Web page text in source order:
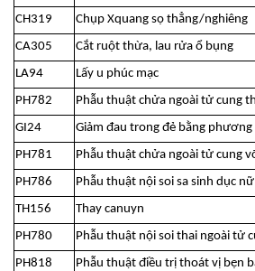
CH319
Chụp Xquang sọ thẳng/nghiêng
CA305
Cắt ruột thừa, lau rửa ổ bụng
LA94
Lấy u phúc mạc
PH782
Phẫu thuật chửa ngoài tử cung
GI24
Giảm đau trong đẻ bằng
PH781
Phẫu thuật chửa ngoài tử cung
PH786
Phẫu thuật nội soi sa sinh dục nữ
TH156
Thay canuyn
PH780
Phẫu thuật nội soi thai ngoài tử
PH818
Phẫu thuật điều trị thoát vị bẹn